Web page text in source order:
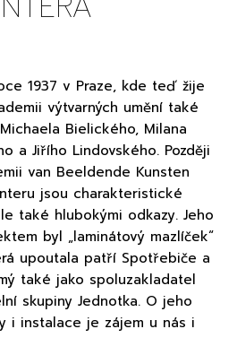
1937 v Praze, kde teď žije
výtvarných umění také
Bielického, Milana
a Jiřího Lindovského. Později
van Beeldende Kunsten
jsou charakteristické
také hlubokými odkazy. Jeho
byl „laminátový mazlíček“
upoutala patří Spotřebiče a
také jako spoluzakladatel
skupiny Jednotka. O jeho
i instalace je zájem u nás i